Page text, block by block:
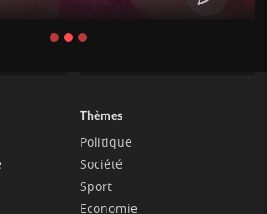
Thèmes
Politique
Société
Sport
Economie